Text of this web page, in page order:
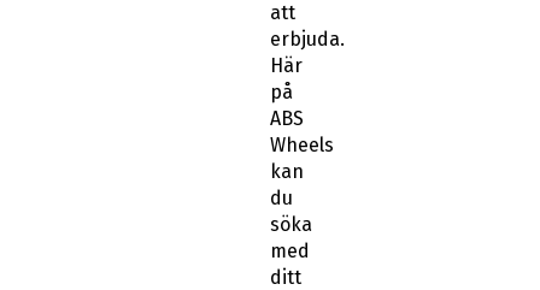
att
erbjuda.
Här
på
ABS
Wheels
kan
du
söka
med
ditt